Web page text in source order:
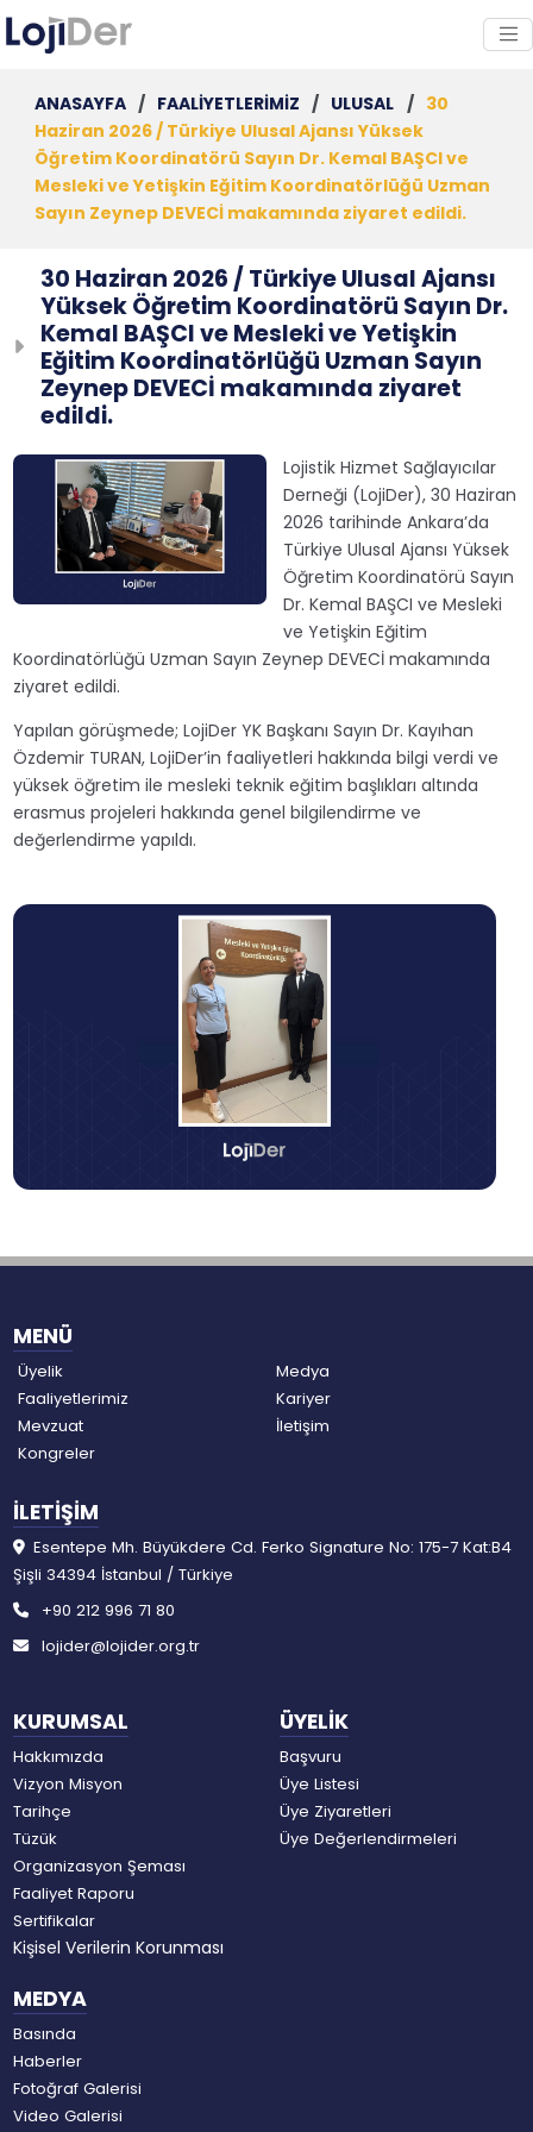
ANASAYFA / FAALİYETLERİMİZ / ULUSAL / 30
Haziran 2026 / Türkiye Ulusal Ajansı Yüksek
Öğretim Koordinatörü Sayın Dr. Kemal BAŞCI ve
Mesleki ve Yetişkin Eğitim Koordinatörlüğü Uzman
Sayın Zeynep DEVECİ makamında ziyaret edildi.
30 Haziran 2026 / Türkiye Ulusal Ajansı
Yüksek Öğretim Koordinatörü Sayın Dr.
Kemal BAŞCI ve Mesleki ve Yetişkin
Eğitim Koordinatörlüğü Uzman Sayın
Zeynep DEVECİ makamında ziyaret
edildi.
Lojistik Hizmet Sağlayıcılar
Derneği (LojiDer), 30 Haziran
2026 tarihinde Ankara’da
Türkiye Ulusal Ajansı Yüksek
Öğretim Koordinatörü Sayın
Dr. Kemal BAŞCI ve Mesleki
ve Yetişkin Eğitim
Koordinatörlüğü Uzman Sayın Zeynep DEVECİ makamında
ziyaret edildi.
Yapılan görüşmede; LojiDer YK Başkanı Sayın Dr. Kayıhan
Özdemir TURAN, LojiDer’in faaliyetleri hakkında bilgi verdi ve
yüksek öğretim ile mesleki teknik eğitim başlıkları altında
erasmus projeleri hakkında genel bilgilendirme ve
değerlendirme yapıldı.
MENÜ
Üyelik
Faaliyetlerimiz
Mevzuat
Kongreler
Medya
Kariyer
İletişim
KURUMSAL
Hakkımızda
Vizyon Misyon
Tarihçe
Tüzük
Organizasyon Şeması
Faaliyet Raporu
Sertifikalar
Kişisel Verilerin Korunması
ÜYELİK
Başvuru
Üye Listesi
Üye Ziyaretleri
Üye Değerlendirmeleri
MEDYA
Basında
Haberler
Fotoğraf Galerisi
Video Galerisi
İLETİŞİM
Esentepe Mh. Büyükdere Cd. Ferko Signature No: 175-7 Kat:B4
Şişli 34394 İstanbul / Türkiye
+90 212 996 71 80
lojider@lojider.org.tr